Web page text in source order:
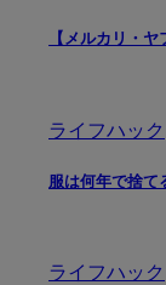
【メルカリ・
ライフハック
服は何年で捨て
ライフハック